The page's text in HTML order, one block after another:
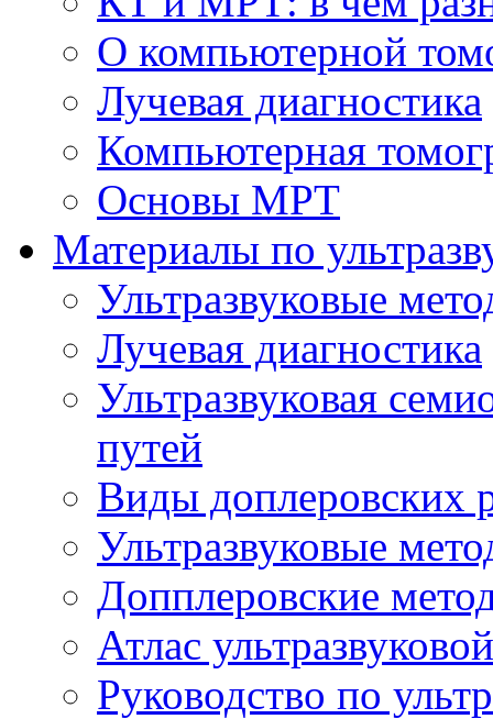
О компьютерной
Лучевая диагностика
Компьютерная
Основы МРТ
Материалы по
Ультразвуковые
Лучевая диагностика
Ультразвуковая
путей
Виды доплеровских
Ультразвуковые
Допплеровские
Атлас
Руководство по